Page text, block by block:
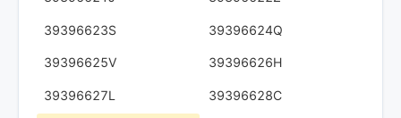
39396623S 39396624Q
39396625V 39396626H
39396627L 39396628C